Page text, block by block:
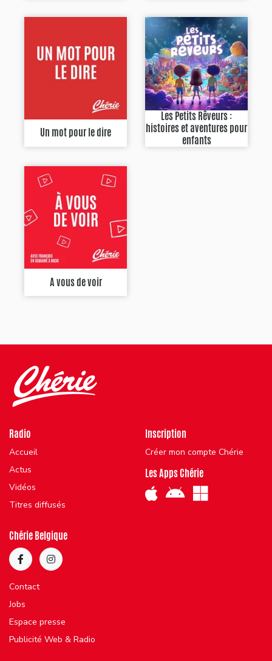
Un mot pour le dire
Les Petits Rêveurs :
histoires et aventures pour
enfants
A vous de voir
Radio
Accueil
Actus
Vidéos
Titres diffusés
Inscription
Créer mon compte Chérie
Les Apps Chérie
Chérie Belgique
Contact
Jobs
Espace presse
Publicité Web & Radio